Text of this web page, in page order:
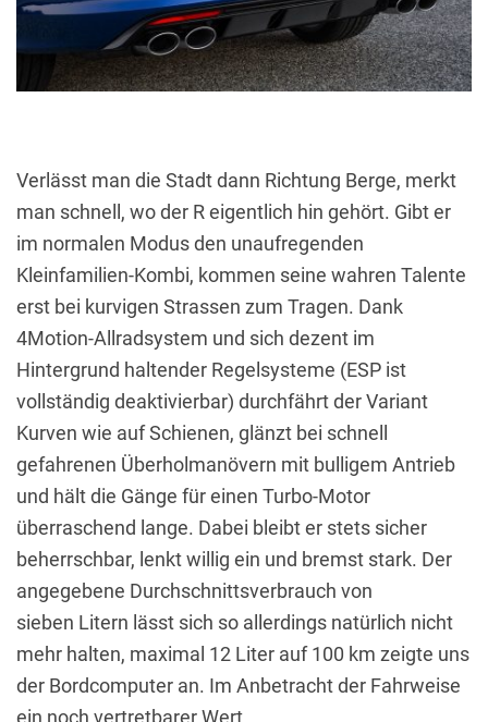
Verlässt man die Stadt dann Richtung Berge, merkt
man schnell, wo der R eigentlich hin gehört. Gibt er
im normalen Modus den unaufregenden
Kleinfamilien-Kombi, kommen seine wahren Talente
erst bei kurvigen Strassen zum Tragen. Dank
4Motion-Allradsystem und sich dezent im
Hintergrund haltender Regelsysteme (ESP ist
vollständig deaktivierbar) durchfährt der Variant
Kurven wie auf Schienen, glänzt bei schnell
gefahrenen Überholmanövern mit bulligem Antrieb
und hält die Gänge für einen Turbo-Motor
überraschend lange. Dabei bleibt er stets sicher
beherrschbar, lenkt willig ein und bremst stark. Der
angegebene Durchschnittsverbrauch von
sieben Litern lässt sich so allerdings natürlich nicht
mehr halten, maximal 12 Liter auf 100 km zeigte uns
der Bordcomputer an. Im Anbetracht der Fahrweise
ein noch vertretbarer Wert.